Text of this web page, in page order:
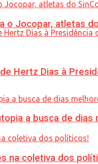
Hertz Dias à
o Jocopar, atletas
a busca de
na coletiva dos